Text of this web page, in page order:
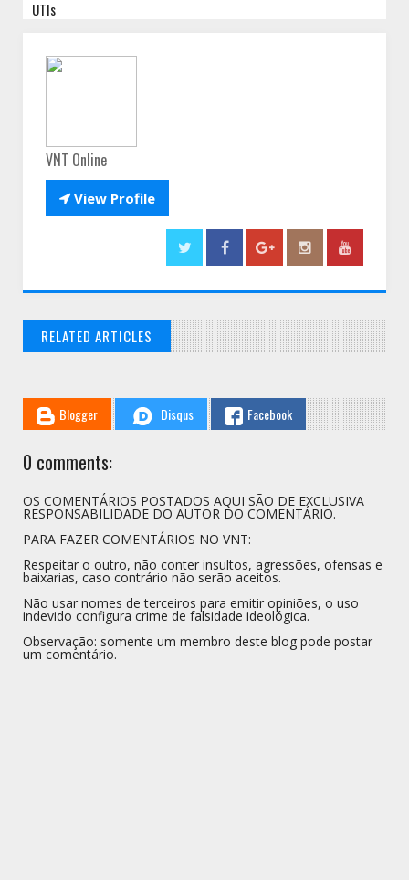
UTIs
VNT Online
View Profile
RELATED ARTICLES
Blogger Disqus Facebook
0 comments:
OS COMENTÁRIOS POSTADOS AQUI SÃO DE EXCLUSIVA
RESPONSABILIDADE DO AUTOR DO COMENTÁRIO.
PARA FAZER COMENTÁRIOS NO VNT:
Respeitar o outro, não conter insultos, agressões, ofensas e
baixarias, caso contrário não serão aceitos.
Não usar nomes de terceiros para emitir opiniões, o uso
indevido configura crime de falsidade ideológica.
Observação: somente um membro deste blog pode postar
um comentário.